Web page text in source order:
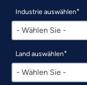
Industrie auswählen
- Wählen Sie -
Land auswählen
- Wählen Sie -